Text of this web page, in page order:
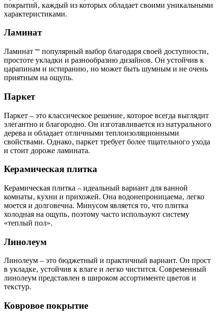
покрытий‚ каждый из которых обладает своими уникальными
характеристиками.
Ламинат
Ламинат ⎻ популярный выбор благодаря своей доступности‚
простоте укладки и разнообразию дизайнов. Он устойчив к
царапинам и истиранию‚ но может быть шумным и не очень
приятным на ощупь.
Паркет
Паркет – это классическое решение‚ которое всегда выглядит
элегантно и благородно. Он изготавливается из натурального
дерева и обладает отличными теплоизоляционными
свойствами. Однако‚ паркет требует более тщательного ухода
и стоит дороже ламината.
Керамическая плитка
Керамическая плитка – идеальный вариант для ванной
комнаты‚ кухни и прихожей. Она водонепроницаема‚ легко
моется и долговечна. Минусом является то‚ что плитка
холодная на ощупь‚ поэтому часто используют систему
«теплый пол».
Линолеум
Линолеум – это бюджетный и практичный вариант. Он прост
в укладке‚ устойчив к влаге и легко чистится. Современный
линолеум представлен в широком ассортименте цветов и
текстур.
Ковровое покрытие